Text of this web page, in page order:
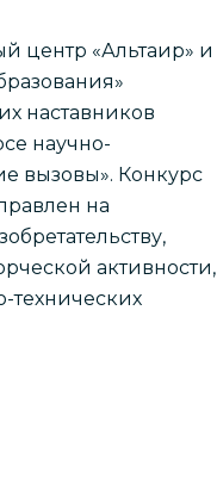
центр «Альтаир» и
наставников
научно-
вызовы». Конкурс
на
активности,
технических